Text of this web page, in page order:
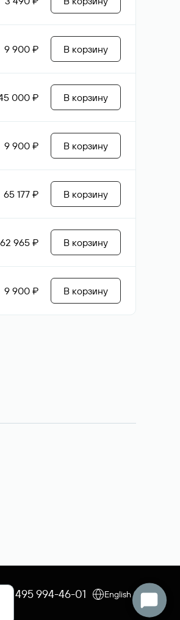
9 900 ₽ В корзину
000 ₽ В корзину
9 900 ₽ В корзину
65 177 ₽ В корзину
62 965 ₽ В корзину
9 900 ₽ В корзину
+7 495 994-46-01
English (USD)